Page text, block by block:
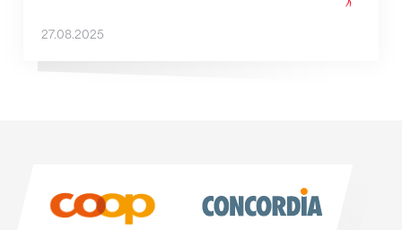
27.08.2025